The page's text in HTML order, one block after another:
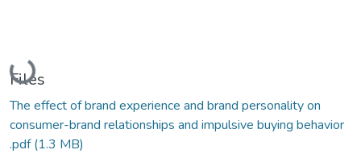
Loading...
Files
The effect of brand experience and brand personality on
consumer-brand relationships and impulsive buying behavior
.pdf(1.3 MB)